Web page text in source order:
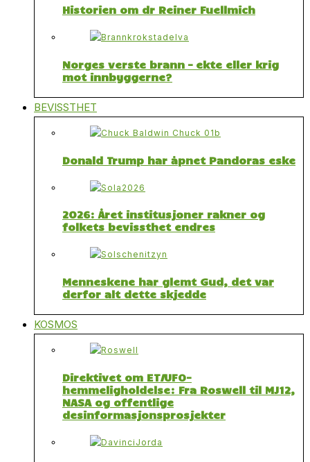
Historien om dr Reiner Fuellmich
Norges verste brann – ekte eller krig
mot innbyggerne?
BEVISSTHET
Donald Trump har åpnet Pandoras eske
2026: Året institusjoner rakner og
folkets bevissthet endres
Menneskene har glemt Gud, det var
derfor alt dette skjedde
KOSMOS
Direktivet om ET/UFO-
hemmeligholdelse: Fra Roswell til MJ12,
NASA og offentlige
desinformasjonsprosjekter